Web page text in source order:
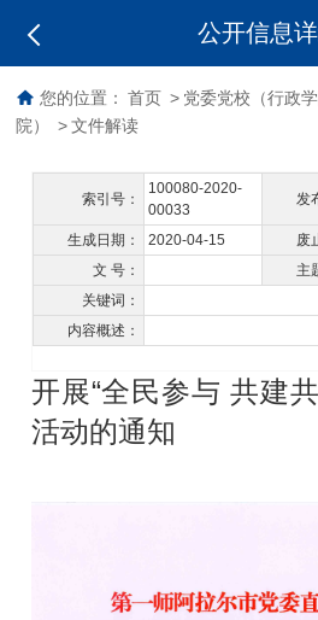
公开信息
您的位置： 首页 > 党委党校（行政学
院）
> 文件解读
索引号：
100080-2020-
00033
发
生成日期：
2020-04-15
废
文 号：
主
关键词：
内容概述：
开展“全民参与 共建
活动的通知